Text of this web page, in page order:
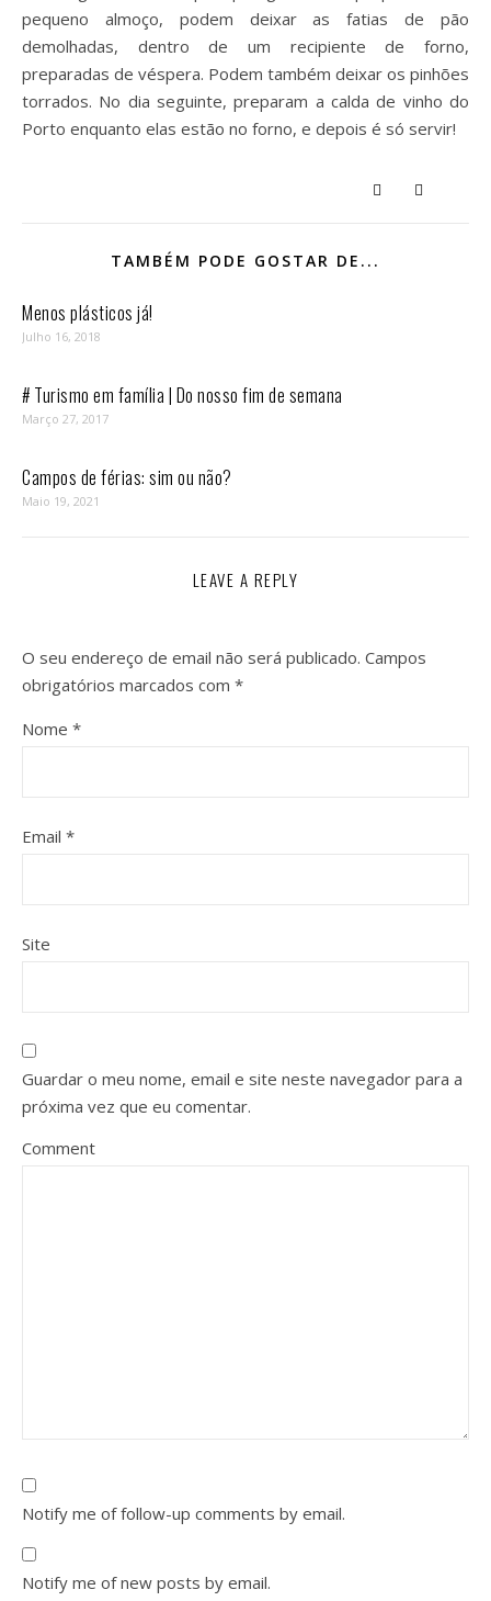
pequeno almoço, podem deixar as fatias de pão
demolhadas, dentro de um recipiente de forno,
preparadas de véspera. Podem também deixar os pinhões
torrados. No dia seguinte, preparam a calda de vinho do
Porto enquanto elas estão no forno, e depois é só servir!
TAMBÉM PODE GOSTAR DE...
Menos plásticos já!
Julho 16, 2018
# Turismo em família | Do nosso fim de semana
Março 27, 2017
Campos de férias: sim ou não?
Maio 19, 2021
LEAVE A REPLY
O seu endereço de email não será publicado. Campos
obrigatórios marcados com *
Nome *
Email *
Site
Guardar o meu nome, email e site neste navegador para a
próxima vez que eu comentar.
Comment
Notify me of follow-up comments by email.
Notify me of new posts by email.